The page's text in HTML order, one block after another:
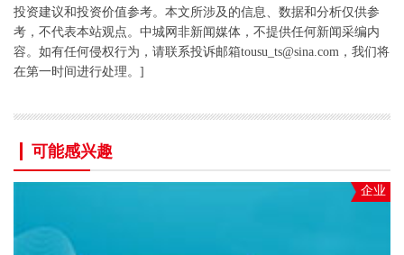
投资建议和投资价值参考。本文所涉及的信息、数据和分析仅供参
考，不代表本站观点。中城网非新闻媒体，不提供任何新闻采编内
容。如有任何侵权行为，请联系投诉邮箱tousu_ts@sina.com，我们将
在第一时间进行处理。]
可能感兴趣
企业